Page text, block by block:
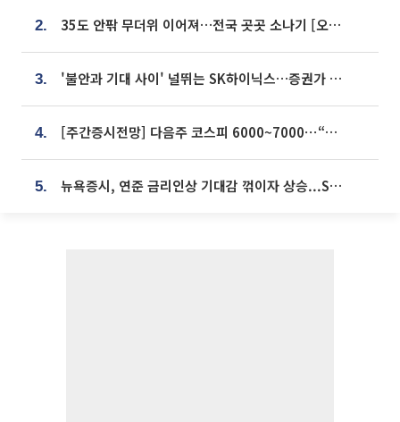
2. 35도 안팎 무더위 이어져…전국 곳곳 소나기 [오늘 날씨]
3. '불안과 기대 사이' 널뛰는 SK하이닉스…증권가 "HBM4·LTA 기반 펀터멘털 견고"
4. [주간증시전망] 다음주 코스피 6000~7000⋯“外人 수급은 정책이 변수”
5. 뉴욕증시, 연준 금리인상 기대감 꺾이자 상승...S&P500 사상 최고치 [종합]